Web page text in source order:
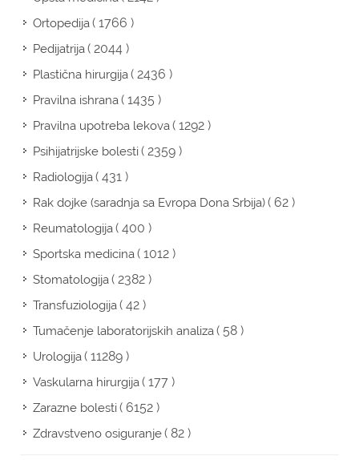
Ortopedija( 1766 )
Pedijatrija( 2044 )
Plastična hirurgija( 2436 )
Pravilna ishrana( 1435 )
Pravilna upotreba lekova( 1292 )
Psihijatrijske bolesti( 2359 )
Radiologija( 431 )
Rak dojke (saradnja sa Evropa Dona Srbija)( 62 )
Reumatologija( 400 )
Sportska medicina( 1012 )
Stomatologija( 2382 )
Transfuziologija( 42 )
Tumačenje laboratorijskih analiza( 58 )
Urologija( 11289 )
Vaskularna hirurgija( 177 )
Zarazne bolesti( 6152 )
Zdravstveno osiguranje( 82 )